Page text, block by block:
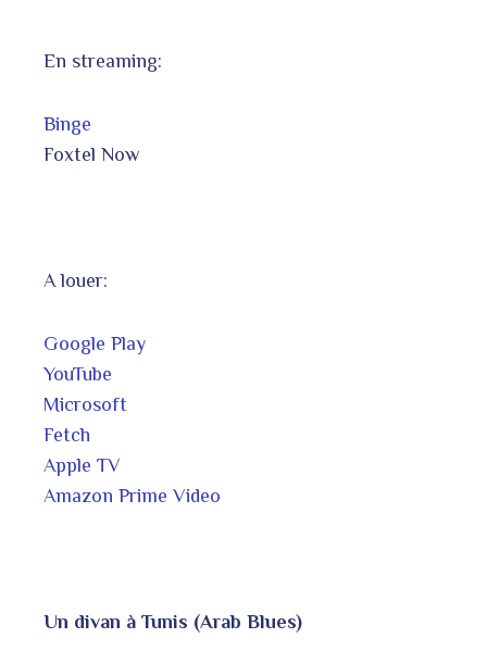
En streaming:
Binge
Foxtel Now
A louer:
Google Play
YouTube
Microsoft
Fetch
Apple TV
Amazon Prime Video
Un divan à Tunis (Arab Blues)